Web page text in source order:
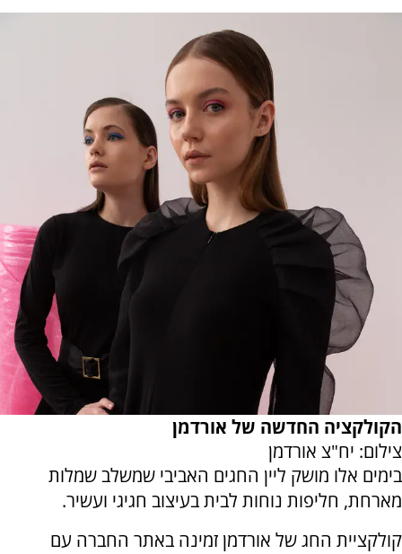
הקולקציה החדשה של אורדמן
צילום: יח"צ אורדמן
בימים אלו מושק ליין החגים האביבי שמשלב שמלות
מארחת, חליפות נוחות לבית בעיצוב חגיגי ועשיר.
קולקציית החג של אורדמן זמינה באתר החברה עם